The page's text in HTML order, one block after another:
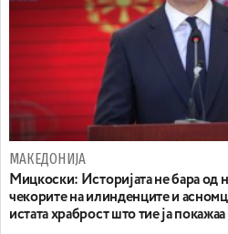
МАКЕДОНИЈА
Мицкоски: Историјата не бара од
чекорите на илинденците и
истата храброст што тие ја покажаа